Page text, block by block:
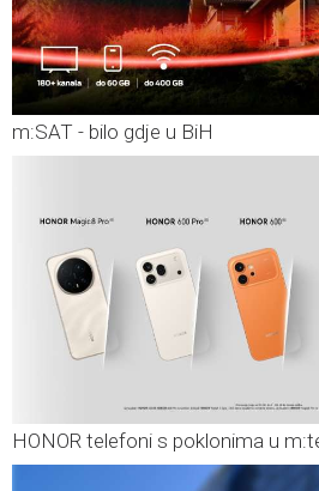
m:SAT - bilo gdje u BiH
HONOR telefoni s poklonima u